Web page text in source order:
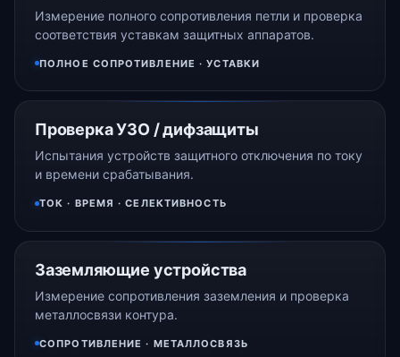
Измерение полного сопротивления петли и проверка
соответствия уставкам защитных аппаратов.
ПОЛНОЕ СОПРОТИВЛЕНИЕ · УСТАВКИ
Проверка УЗО / дифзащиты
Испытания устройств защитного отключения по току
и времени срабатывания.
ТОК · ВРЕМЯ · СЕЛЕКТИВНОСТЬ
Заземляющие устройства
Измерение сопротивления заземления и проверка
металлосвязи контура.
СОПРОТИВЛЕНИЕ · МЕТАЛЛОСВЯЗЬ